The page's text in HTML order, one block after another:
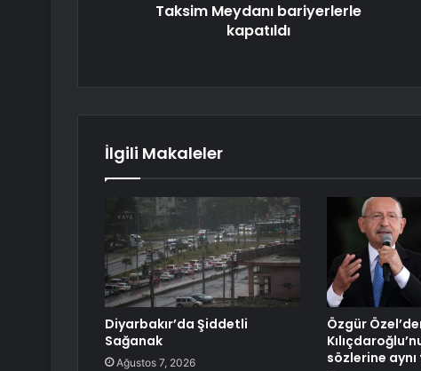
Taksim Meydanı bariyerlerle
kapatıldı
İlgili Makaleler
Diyarbakır’da Şiddetli
Sağanak
Ağustos 7, 2026
Özgür
sözlerine